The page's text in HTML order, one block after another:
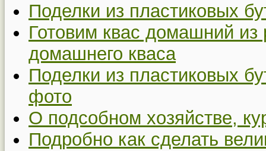
Поделки из пластиковых
Готовим квас домашний
домашнего кваса
Поделки из пластиковых
фото
О подсобном хозяйстве,
Подробно как сделать